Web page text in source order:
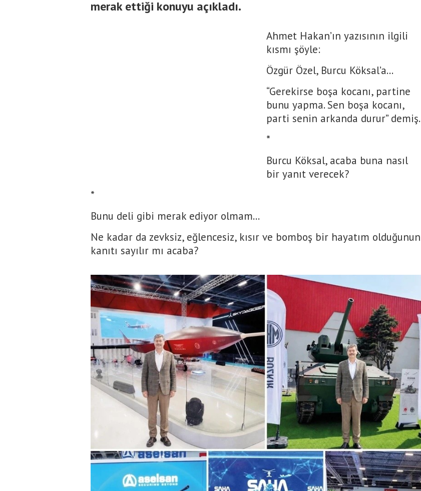
merak ettiği konuyu açıkladı.
Ahmet Hakan’ın yazısının ilgili
kısmı şöyle:
Özgür Özel, Burcu Köksal’a...
“Gerekirse boşa kocanı, partine
bunu yapma. Sen boşa kocanı,
parti senin arkanda durur” demiş.
*
Burcu Köksal, acaba buna nasıl
bir yanıt verecek?
*
Bunu deli gibi merak ediyor olmam...
Ne kadar da zevksiz, eğlencesiz, kısır ve bomboş bir hayatım olduğunun
kanıtı sayılır mı acaba?